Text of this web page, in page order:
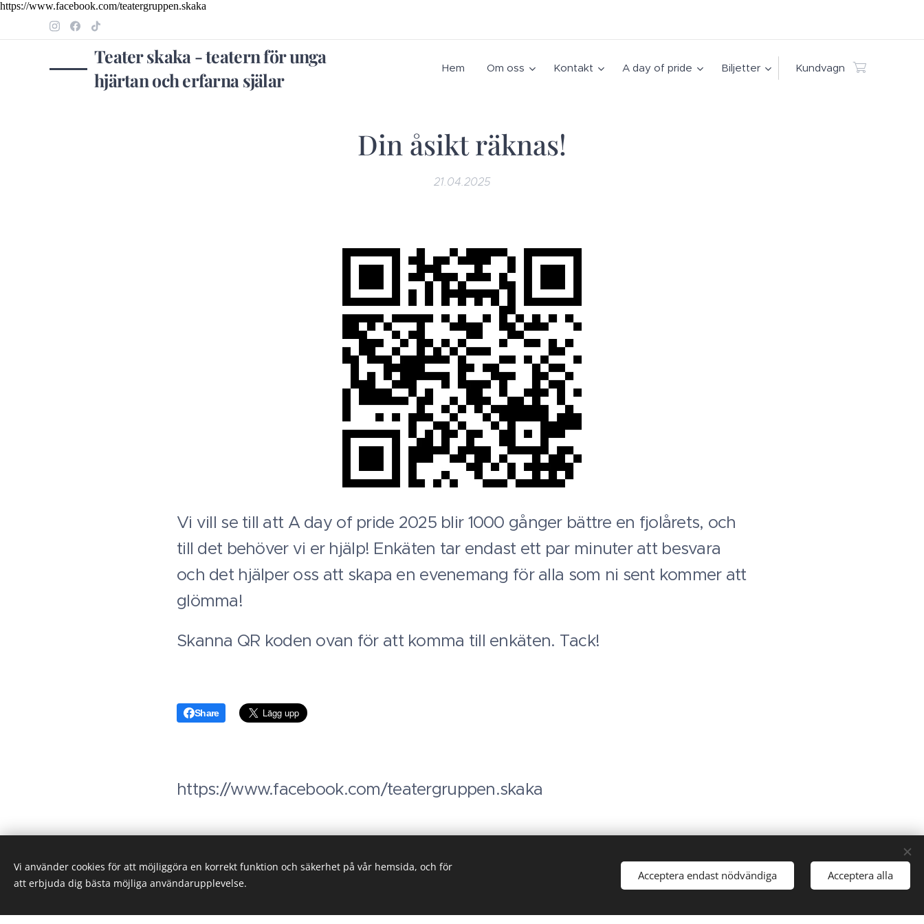
https://www.facebook.com/teatergruppen.skaka
Teater skaka - teatern för unga
hjärtan och erfarna själar
Hem Om oss Kontakt A day of pride Biljetter Kundvagn
Din åsikt räknas!
21.04.2025
Vi vill se till att A day of pride 2025 blir 1000 gånger bättre en fjolårets, och
till det behöver vi er hjälp! Enkäten tar endast ett par minuter att besvara
och det hjälper oss att skapa en evenemang för alla som ni sent kommer att
glömma!
Skanna QR koden ovan för att komma till enkäten. Tack!
Share
https://www.facebook.com/teatergruppen.skaka
Vi använder cookies för att möjliggöra en korrekt funktion och säkerhet på vår hemsida, och för
att erbjuda dig bästa möjliga användarupplevelse.
Acceptera endast nödvändiga Acceptera alla